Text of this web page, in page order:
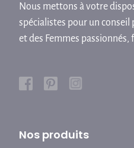
Nous mettons à votre
spécialistes pour un conseil
et des Femmes
Nos produits